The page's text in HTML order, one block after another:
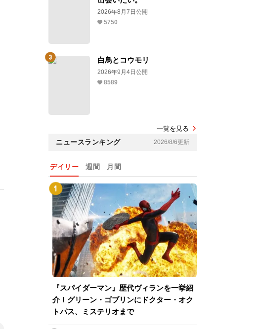
2026年8月7日公開
5750
白鳥とコウモリ
2026年9月4日公開
8589
一覧を見る
ニュースランキング 2026/8/6更新
デイリー 週間 月間
『スパイダーマン』歴代ヴィランを一挙紹
介！グリーン・ゴブリンにドクター・オク
トパス、ミステリオまで